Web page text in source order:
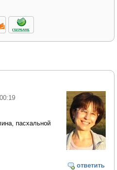
пасхальной
ответить